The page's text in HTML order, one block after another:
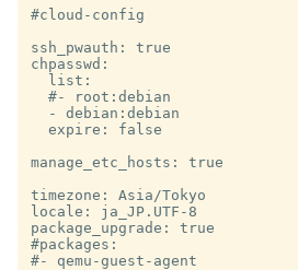
#cloud-config
ssh_pwauth: true
chpasswd:
  list:
  #- root:debian
  - debian:debian
  expire: false
manage_etc_hosts: true
timezone: Asia/Tokyo
locale: ja_JP.UTF-8
package_upgrade: true
#packages:
#- qemu-guest-agent